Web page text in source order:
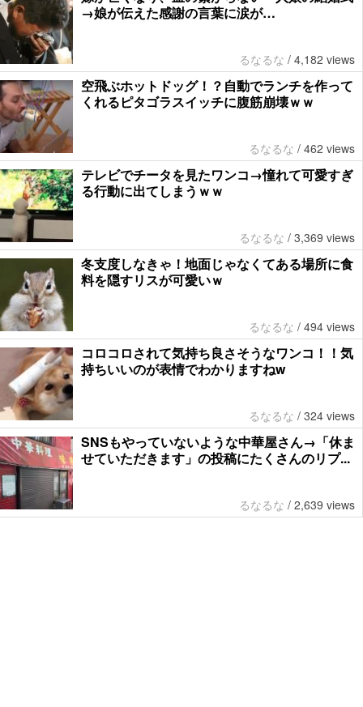
→娘が伝えた感謝の言葉に涙が…
るなるな / 4,182 views
空飛ぶホットドッグ！？自動でランチを作って
くれるピタゴラスイッチに腹筋崩壊ｗｗ
るなるな / 462 views
テレビでチータを見たワンコ→憧れて可愛すぎ
る行動に出てしまうｗｗ
るなるな / 3,369 views
冬支度しなきゃ！地面じゃなくてある場所に食
料を隠すリスが可愛いｗ
るなるな / 494 views
コロコロされて気持ち良さそうなワンコ！！気
持ちいいのが表情でわかりますねw
るなるな / 324 views
SNSもやっていないような中華屋さん→「休ま
せていただきます」の投稿にたくさんのリプ...
るなるな / 2,639 views